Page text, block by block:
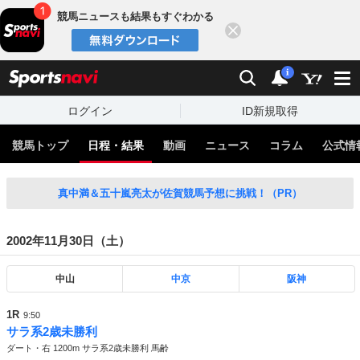
競馬ニュースも結果もすぐわかる
検索 通知
i
ログイン ID新規取得
競馬トップ 日程・結果 動画 ニュース コラム 公式情
真中満＆五十嵐亮太が佐賀競馬予想に挑戦！（PR）
2002年11月30日（土）
中山 中京 阪神
1R 9:50
サラ系2歳未勝利
ダート・右 1200m サラ系2歳未勝利 馬齢